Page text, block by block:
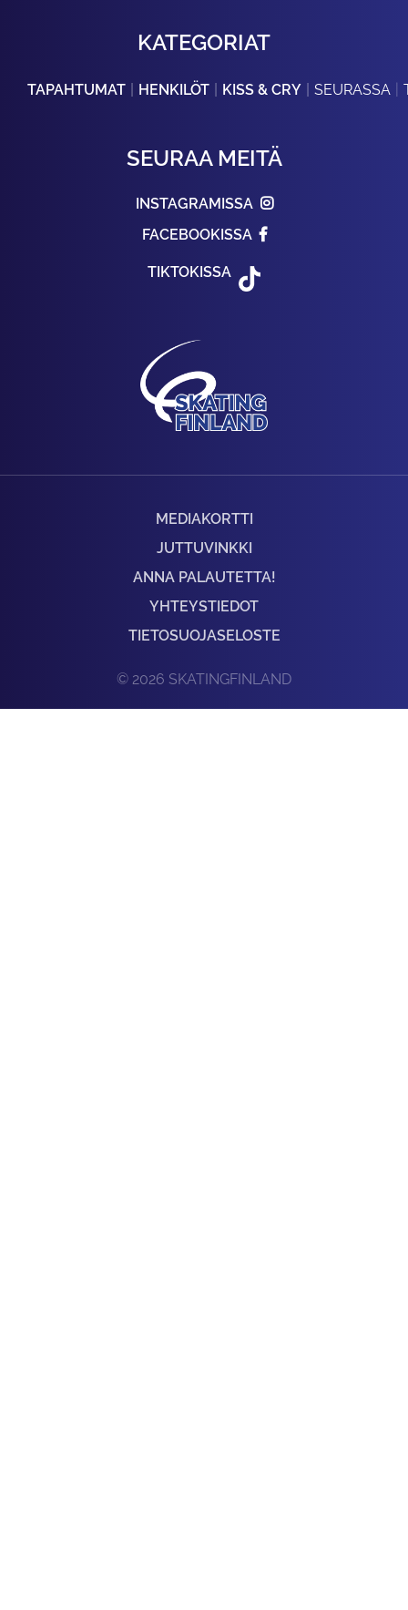
KATEGORIAT
TAPAHTUMAT HENKILÖT KISS & CRY SEURASSA
SEURAA MEITÄ
INSTAGRAMISSA
FACEBOOKISSA
TIKTOKISSA
MEDIAKORTTI
JUTTUVINKKI
ANNA PALAUTETTA!
YHTEYSTIEDOT
TIETOSUOJASELOSTE
© 2026 SKATINGFINLAND